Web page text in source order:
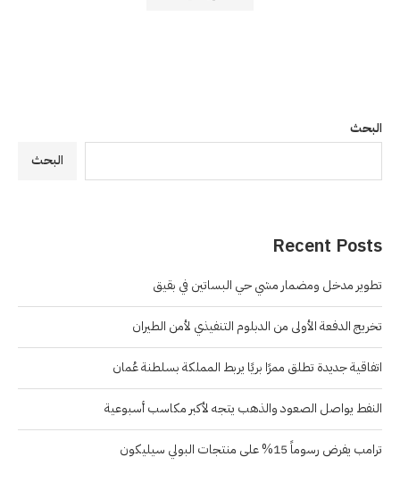
البحث
البحث
Recent Posts
تطوير مدخل ومضمار مشي حي البساتين في بقيق
تخريج الدفعة الأولى من الدبلوم التنفيذي لأمن الطيران
اتفاقية جديدة تطلق ممرًا بريًا يربط المملكة بسلطنة عُمان
النفط يواصل الصعود والذهب يتجه لأكبر مكاسب أسبوعية
ترامب يفرض رسوماً 15% على منتجات البولي سيليكون